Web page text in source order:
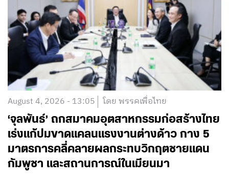
August 4, 2026 - 13:05 โดย พรรคเพื่อไทย
‘จุลพันธ์’ ถกสมาคมอุตสาหกรรมก่อสร้างไทย
เร่งแก้ปมขาดแคลนแรงงานต่างด้าว กาง 5
มาตรการคลี่คลายผลกระทบวิกฤตชายแดน
กัมพูชา และสถานการณ์ในเมียนมา